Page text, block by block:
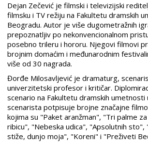
Dejan Zečević je filmski i televizijski
filmsku i TV režiju na Fakultetu dramskih
Beogradu. Autor je više dugometražnih
prepoznatljiv po nekonvencionalnom
posebno trileru i hororu. Njegovi filmovi
brojnim domaćim i međunarodnim
više od 30 nagrada.
Đorđe Milosavljević je dramaturg,
univerzitetski profesor i kritičar.
scenario na Fakultetu dramskih umetnosti
scenarista potpisuje brojne značajne
kojima su "Paket aranžman", "Tri palme
ribicu", "Nebeska udica", "Apsolutnih sto",
stiže, dunjo moja", "Koreni" i "Preživeti